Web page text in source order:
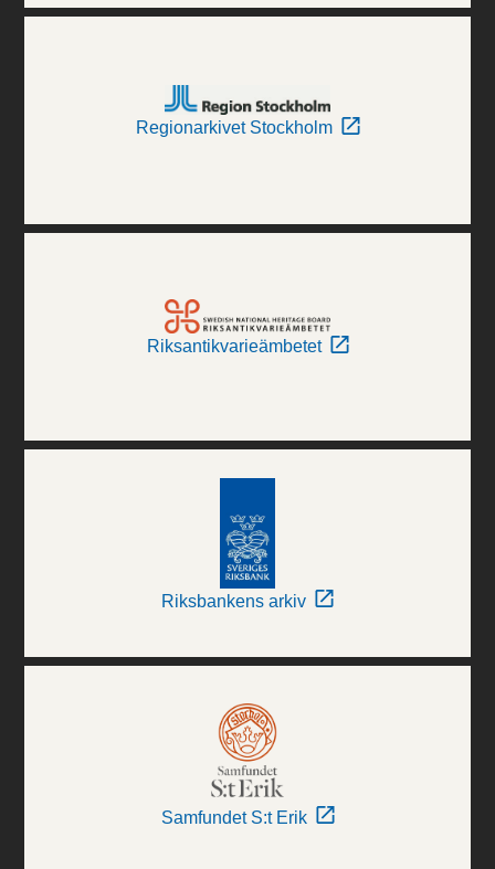
Regionarkivet Stockholm
Riksantikvarieämbetet
Riksbankens arkiv
Samfundet S:t Erik